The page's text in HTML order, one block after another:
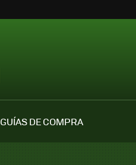
GUÍAS DE COMPRA